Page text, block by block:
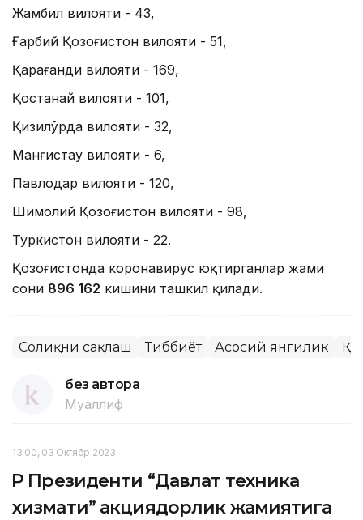
Жамбил вилояти - 43,
Ғарбий Қозоғистон вилояти - 51,
Қарағанди вилояти - 169,
Қостанай вилояти - 101,
Қизилўрда вилояти - 32,
Манғистау вилояти - 6,
Павлодар вилояти - 120,
Шимолий Қозоғистон вилояти - 98,
Туркистон вилояти - 22.
Қозоғистонда коронавирус юқтирганлар жами
сони 896 162 кишини ташкил қилади.
Соғлиқни сақлаш Тиббиёт Асосий янгилик ҚР
без автора
Муаллиф
13:00, 03 Октябр 2023
ҚР Президенти “Давлат техника
хизмати” акциядорлик жамиятига